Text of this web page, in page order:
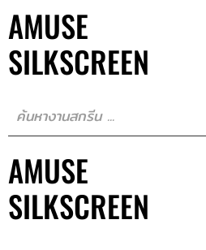
AMUSE
SILKSCREEN
AMUSE
SILKSCREEN